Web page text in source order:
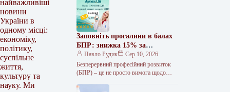
найважливіші
новини
України в
одному місці:
економіку,
політику,
суспільне
життя,
культуру та
науку. Ми
поміркувати про те, як давно ви
чистили…
Заповніть прогалини в балах
БПР: знижка 15% за
промокодом
Павло Рудик
Сер 10, 2026
Безперервний професійний розвиток
(БПР) – це не просто вимога щодо
регулярно оновлювати свої знання,…